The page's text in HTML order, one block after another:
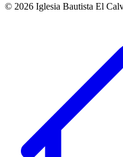
© 2026 Iglesia Bautista El